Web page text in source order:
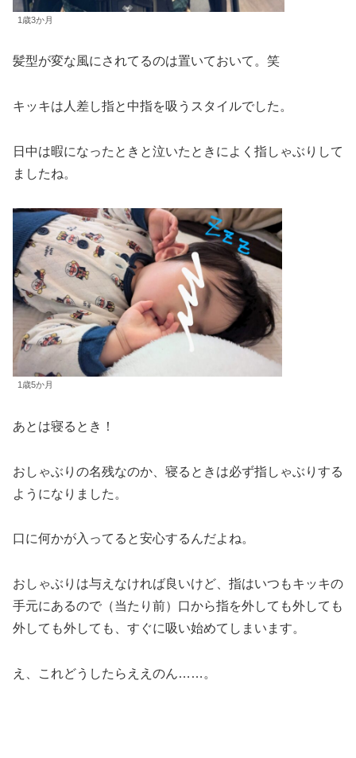
1歳3か月
髪型が変な風にされてるのは置いておいて。笑
キッキは人差し指と中指を吸うスタイルでした。
日中は暇になったときと泣いたときによく指しゃぶりして
ましたね。
1歳5か月
あとは寝るとき！
おしゃぶりの名残なのか、寝るときは必ず指しゃぶりする
ようになりました。
口に何かが入ってると安心するんだよね。
おしゃぶりは与えなければ良いけど、指はいつもキッキの
手元にあるので（当たり前）口から指を外しても外しても
外しても外しても、すぐに吸い始めてしまいます。
え、これどうしたらええのん……。